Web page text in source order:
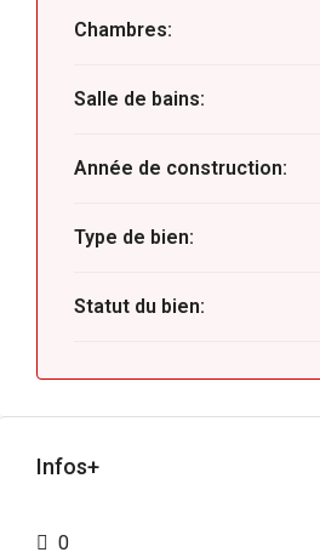
Chambres:
Salle de bains:
Année de construction:
Type de bien:
Statut du bien:
Infos+
0